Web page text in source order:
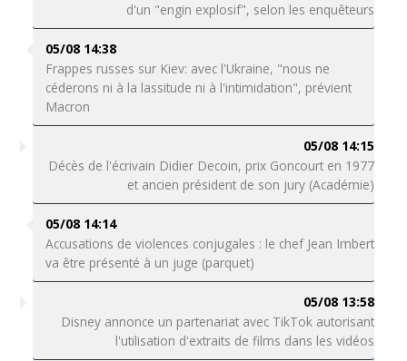
d'un "engin explosif", selon les enquêteurs
05/08 14:38
Frappes russes sur Kiev: avec l'Ukraine, "nous ne
céderons ni à la lassitude ni à l'intimidation", prévient
Macron
05/08 14:15
Décès de l'écrivain Didier Decoin, prix Goncourt en 1977
et ancien président de son jury (Académie)
05/08 14:14
Accusations de violences conjugales : le chef Jean Imbert
va être présenté à un juge (parquet)
05/08 13:58
Disney annonce un partenariat avec TikTok autorisant
l'utilisation d'extraits de films dans les vidéos